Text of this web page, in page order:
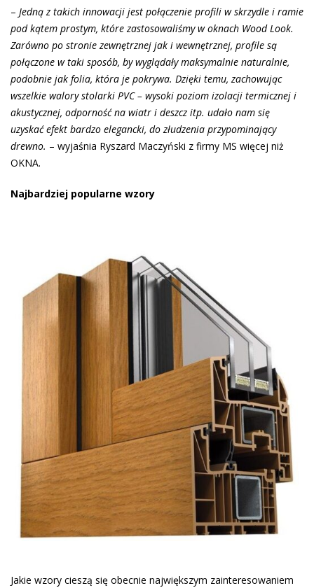
– Jedną z takich innowacji jest połączenie profili w skrzydle i ramie
pod kątem prostym, które zastosowaliśmy w oknach Wood Look.
Zarówno po stronie zewnętrznej jak i wewnętrznej, profile są
połączone w taki sposób, by wyglądały maksymalnie naturalnie,
podobnie jak folia, która je pokrywa. Dzięki temu, zachowując
wszelkie walory stolarki PVC – wysoki poziom izolacji termicznej i
akustycznej, odporność na wiatr i deszcz itp. udało nam się
uzyskać efekt bardzo elegancki, do złudzenia przypominający
drewno. – wyjaśnia Ryszard Maczyński z firmy MS więcej niż
OKNA.
Najbardziej popularne wzory
Jakie wzory cieszą się obecnie największym zainteresowaniem